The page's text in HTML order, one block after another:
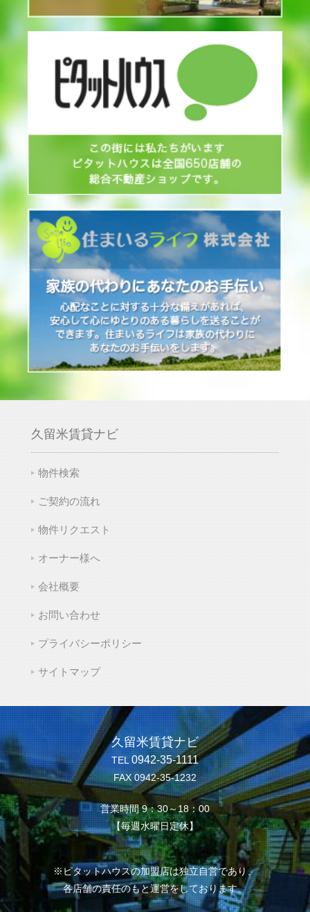
久留米賃貸ナビ
物件検索
ご契約の流れ
物件リクエスト
オーナー様へ
会社概要
お問い合わせ
プライバシーポリシー
サイトマップ
久留米賃貸ナビ
TEL0942-35-1111
FAX 0942-35-1232
営業時間 9：30～18：00
【毎週水曜日定休】
※ピタットハウスの加盟店は独立自営であり、
各店舗の責任のもと運営をしております。